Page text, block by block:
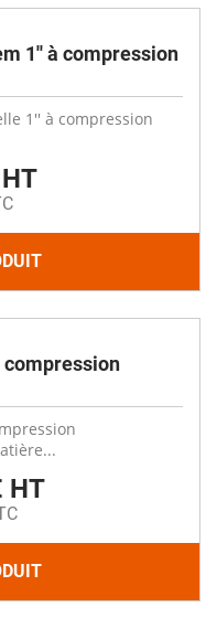
1'' à compression
1'' à compression
compression
HT